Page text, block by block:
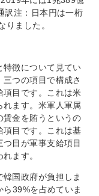
訳注：日本円は一桁
りました。
特徴について見てい
つの項目で構成さ
項目です。これは米
ます。米軍人軍属
賃金を賄うというの
項目です。これは基
目が軍事支給項目
ます。
国政府が負担しま
39%を占めていま